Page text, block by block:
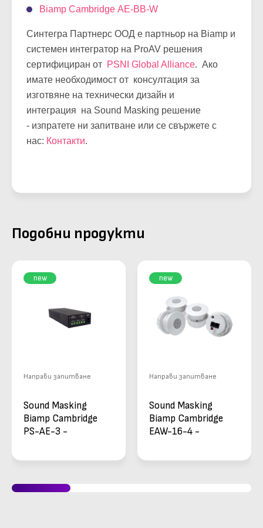
Biamp Cambridgе AE-BB-W
Синтегра Партнерс ООД е партньор на Biamp и
системен интегратор на ProAV решения
сертифициран от PSNI Global Alliance. Ако
имате необходимост от консултация за
изготвяне на технически дизайн и
интеграция на Sound Masking решение
- изпратете ни запитване или се свържете с
нас: Контакти.
Подобни продукти
new
Направи запитване
Sound Masking
Biamp Cambridge
PS-AE-3 -
new
Направи запитване
Sound Masking
Biamp Cambridge
EAW-16-4 -